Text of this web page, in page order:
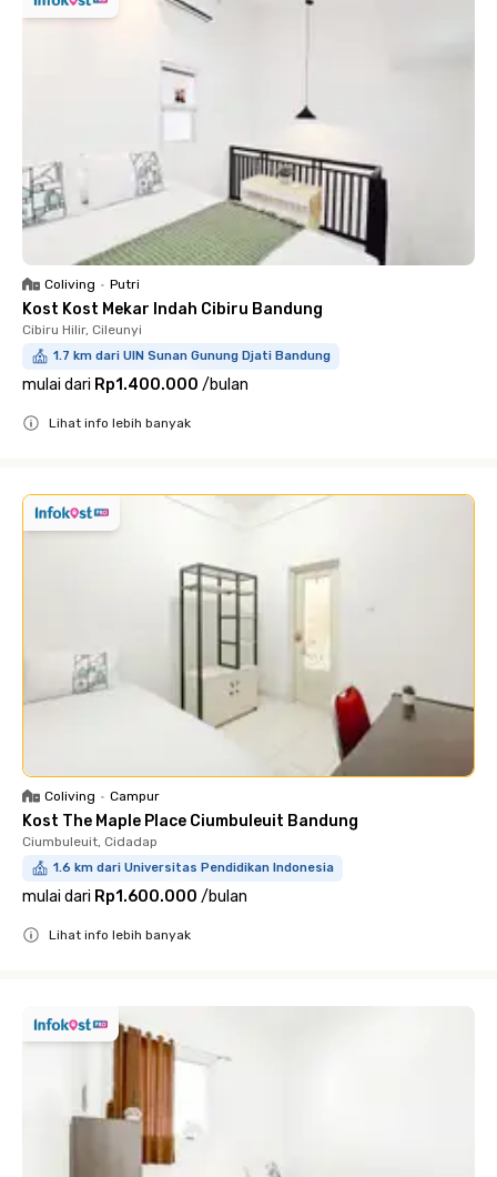
Coliving • Putri
Kost Kost Mekar Indah Cibiru Bandung
Cibiru Hilir, Cileunyi
1.7 km dari UIN Sunan Gunung Djati Bandung
mulai dari Rp1.400.000 /bulan
Lihat info lebih banyak
Coliving • Campur
Kost The Maple Place Ciumbuleuit Bandung
Ciumbuleuit, Cidadap
1.6 km dari Universitas Pendidikan Indonesia
mulai dari Rp1.600.000 /bulan
Lihat info lebih banyak